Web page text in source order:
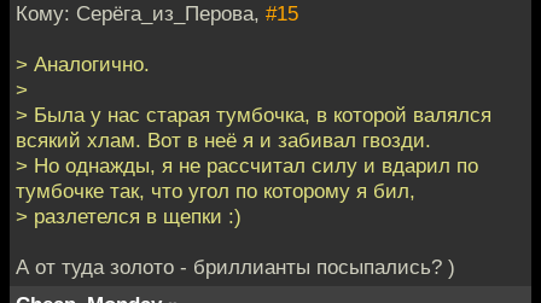
Кому: Серёга_из_Перова, #15
> Аналогично.
>
> Была у нас старая тумбочка, в которой валялся
всякий хлам. Вот в неё я и забивал гвозди.
> Но однажды, я не рассчитал силу и вдарил по
тумбочке так, что угол по которому я бил,
> разлетелся в щепки :)
А от туда золото - бриллианты посыпались? )